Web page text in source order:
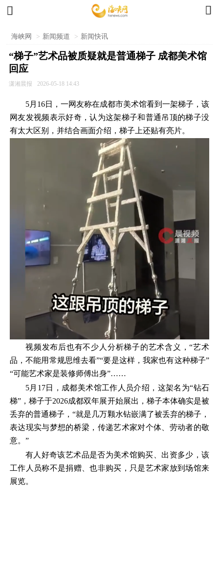
 
海峡网 > 新闻频道 > 新闻快讯
“梯子”艺术品被质疑就是普通梯子 成都美术馆
回应
潇湘晨报 2026-05-18 14:43
5月16日，一网友称在成都市美术馆看到一架梯子，该
网友发视频表示好奇，认为这架梯子和普通吊顶的梯子没
有太大区别，并结合画面介绍，梯子上还贴有亮片。
视频发布后也有不少人分析梯子的艺术含义，“艺术
品，不能用常规思维去看”“要是这样，我家也有这种梯子”
“可能艺术家是装修师傅出身”……
5月17日，成都美术馆工作人员介绍，这架名为“钻石
梯”，梯子于2026成都双年展开始展出，梯子本体确实是被
丢弃的普通梯子，“就是几万颗水钻嵌满了被丢弃的梯子，
表达现实与梦想的桥梁，传递艺术家对个体、劳动者的敬
意。”
有人好奇该艺术品是否为美术馆购买、出资多少，该
工作人员称不是捐赠、也非购买，只是艺术家放到场馆来
展览。